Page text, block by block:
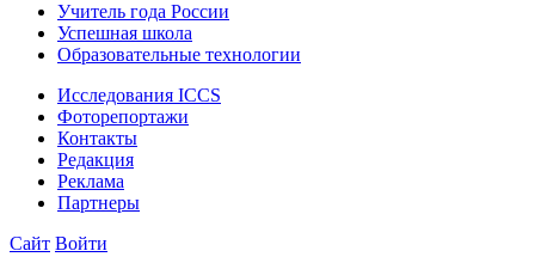
Учитель года России
Успешная школа
Образовательные технологии
Исследования ICCS
Фоторепортажи
Контакты
Редакция
Реклама
Партнеры
Сайт Войти